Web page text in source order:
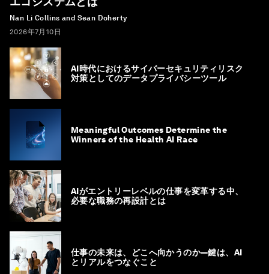
Nan Li Collins and Sean Doherty
2026年7月10日
AI時代におけるサイバーセキュリティリスク
対策としてのデータプライバシーツール
Meaningful Outcomes Determine the
Winners of the Health AI Race
AIがエントリーレベルの仕事を変革する中、
必要な職務の再設計とは
仕事の未来は、どこへ向かうのか―鍵は、AI
とリアルをつなぐこと